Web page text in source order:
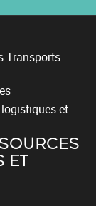
Transports
et
ET